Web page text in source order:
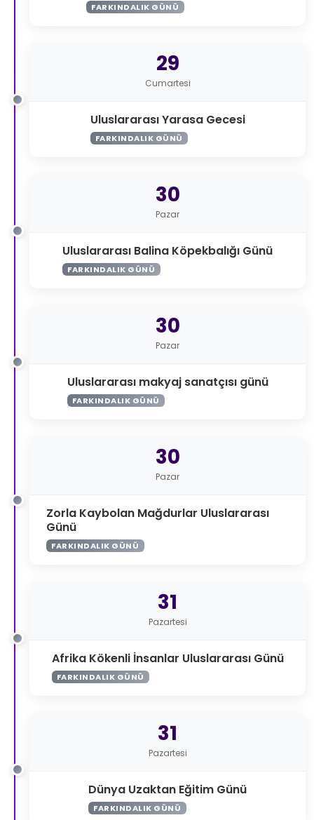
FARKINDALIK GÜNÜ
29
Cumartesi
Uluslararası Yarasa Gecesi
FARKINDALIK GÜNÜ
30
Pazar
Uluslararası Balina Köpekbalığı Günü
FARKINDALIK GÜNÜ
30
Pazar
Uluslararası makyaj sanatçısı günü
FARKINDALIK GÜNÜ
30
Pazar
Zorla Kaybolan Mağdurlar Uluslararası
Günü
FARKINDALIK GÜNÜ
31
Pazartesi
Afrika Kökenli İnsanlar Uluslararası Günü
FARKINDALIK GÜNÜ
31
Pazartesi
Dünya Uzaktan Eğitim Günü
FARKINDALIK GÜNÜ